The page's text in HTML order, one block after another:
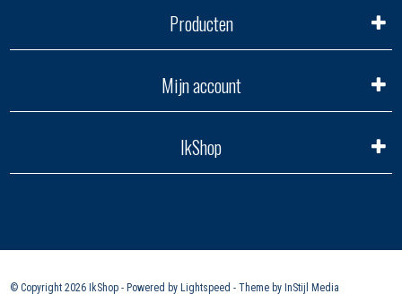
Producten
Mijn account
IkShop
© Copyright 2026 IkShop - Powered by Lightspeed - Theme by InStijl Media